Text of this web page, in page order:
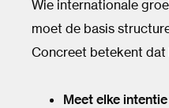
Wie internationale
moet de basis
Concreet betekent dat
Meet elke